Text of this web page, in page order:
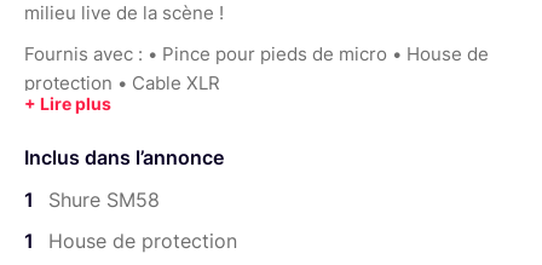
milieu live de la scène !
Fournis avec : • Pince pour pieds de micro • House de
protection • Cable XLR
Directivité Cardioïde • Filtre anti-pop intégré • Réponse
utilisation.
Inclus dans l’annonce
1
Shure SM58
1
House de protection